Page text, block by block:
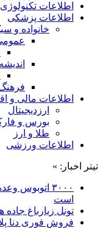
اطلاعات تکنولوژی
اطلاعات پزشکی
خانواده و
اطلاعات مالی و
ارزدیجیتال
بورس و
طلا و ارز
اطلاعات ورزشی
تیتر اخبار: »
۳۰۰۰
است
تونل زیارباغ
فروش فوری دنا